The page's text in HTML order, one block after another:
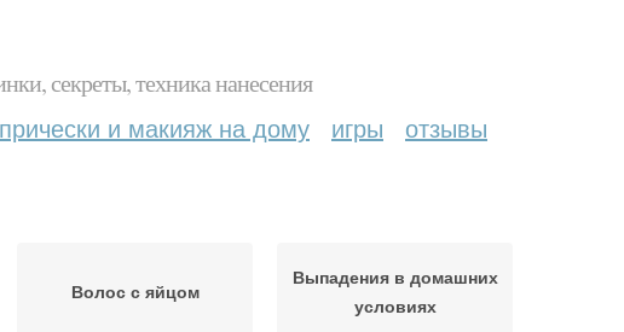
секреты, техника нанесения
прически и макияж на дому игры отзывы
Волос с яйцом
Выпадения в домашних
условиях